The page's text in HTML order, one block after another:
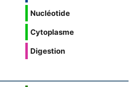
Nucléotide
Cytoplasme
Digestion